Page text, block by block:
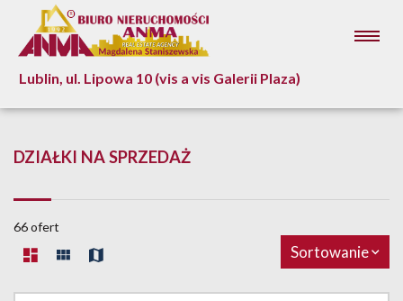
Lublin, ul. Lipowa 10 (vis a vis Galerii Plaza)
DZIAŁKI NA SPRZEDAŻ
66 ofert
Sortowanie